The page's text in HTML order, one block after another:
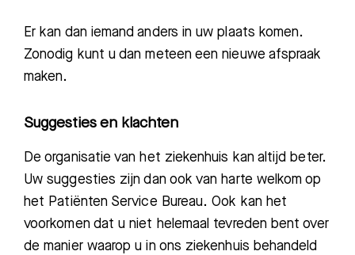
Er kan dan iemand anders in uw plaats komen.
Zonodig kunt u dan meteen een nieuwe afspraak
maken.
Suggesties en klachten
De organisatie van het ziekenhuis kan altijd beter.
Uw suggesties zijn dan ook van harte welkom op
het Patiënten Service Bureau. Ook kan het
voorkomen dat u niet helemaal tevreden bent over
de manier waarop u in ons ziekenhuis behandeld